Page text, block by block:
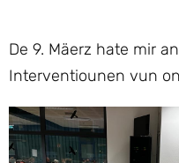
De 9. Mäerz hate mir
Interventiounen vun